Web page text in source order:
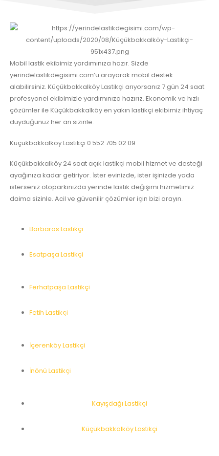
Mobil lastik ekibimiz yardımınıza hazır. Sizde
yerindelastikdegisimi.com’u arayarak mobil destek
alabilirsiniz. Küçükbakkalköy Lastikçi arıyorsanız 7 gün 24 saat
profesyonel ekibimizle yardımınıza hazırız. Ekonomik ve hızlı
çözümler ile Küçükbakkalköy en yakın lastikçi ekibimiz ihtiyaç
duyduğunuz her an sizinle.
Küçükbakkalköy Lastikçi 0 552 705 02 09
Küçükbakkalköy 24 saat açık lastikçi mobil hizmet ve desteği
ayağınıza kadar getiriyor. İster evinizde, ister işinizde yada
isterseniz otoparkınızda yerinde lastik değişimi hizmetimiz
daima sizinle. Acil ve güvenilir çözümler için bizi arayın.
Barbaros Lastikçi
Esatpaşa Lastikçi
Ferhatpaşa Lastikçi
Fetih Lastikçi
İçerenköy Lastikçi
İnönü Lastikçi
Kayışdağı Lastikçi
Küçükbakkalköy Lastikçi